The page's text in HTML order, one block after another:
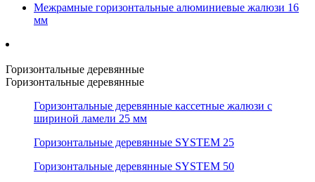
Межрамные горизонтальные алюминиевые жалюзи 16
мм
Горизонтальные деревянные
Горизонтальные деревянные
Горизонтальные деревянные кассетные жалюзи с
шириной ламели 25 мм
Горизонтальные деревянные SYSTEM 25
Горизонтальные деревянные SYSTEM 50